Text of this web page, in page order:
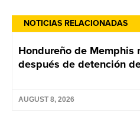
NOTICIAS RELACIONADAS
Hondureño de Memphis
después de detención
AUGUST 8, 2026